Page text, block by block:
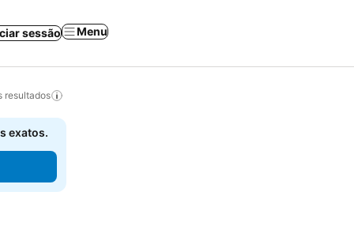
sessão Menu
resultados
exatos.